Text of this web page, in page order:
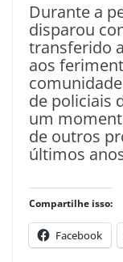
Durante a
disparou
transferido
aos
de policiais
um
de outros
últimos
Compartilhe isso:
Facebook